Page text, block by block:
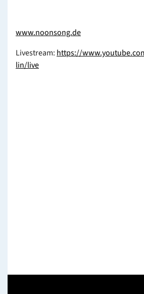
www.noonsong.de
Livestream: https://
lin/live